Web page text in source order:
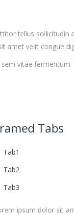
tellus
amet velit congue
vitae
Tabs
Tab1
Tab2
Tab3
ipsum dolor sit